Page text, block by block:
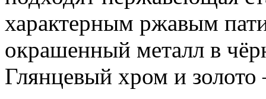
характерным ржавым
окрашенный металл в
Глянцевый хром и